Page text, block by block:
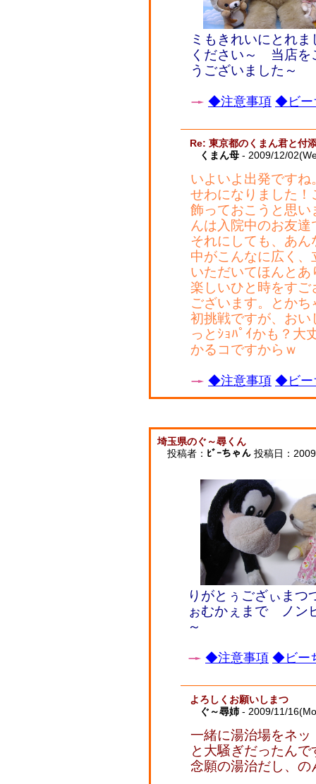
ミもきれいにとれ
ください～ 当店を
うございました～
◆注意事項 ◆ビー
Re: 東京都のくまん君と付
くまん母 - 2009/12/
いよいよ出発です
せわになりました
飾っておこうと思
んは入院中のお友達
それにしても、あ
中がこんなに広く
いただいてほんと
楽しいひと時をす
ございます。とか
初挑戦ですが、お
っとｼｮﾊﾟｲかも？大
かるコですからｗ
◆注意事項 ◆ビー
埼玉県のぐ～尋くん
投稿者： ﾋﾞｰちゃん 投稿日：
りがとぅござぃま
ぉむかぇまで ノン
～
◆注意事項 ◆ビー
よろしくお願いしまつ
ぐ～尋姉- 2009/11/
一緒に湯治場をネ
と大騒ぎだったん
念願の湯治だし、